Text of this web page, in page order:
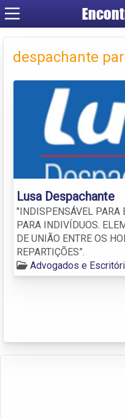
despachante
Lusa Despachante
"INDISPENSÁVEL PARA
PARA INDIVÍDUOS.
DE UNIÃO ENTRE OS
REPARTIÇÕES”.
Advogados e